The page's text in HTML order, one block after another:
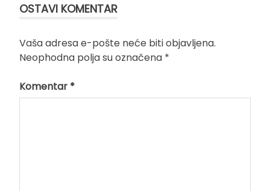
OSTAVI KOMENTAR
Vaša adresa e-pošte neće biti objavljena.
Neophodna polja su označena *
Komentar *